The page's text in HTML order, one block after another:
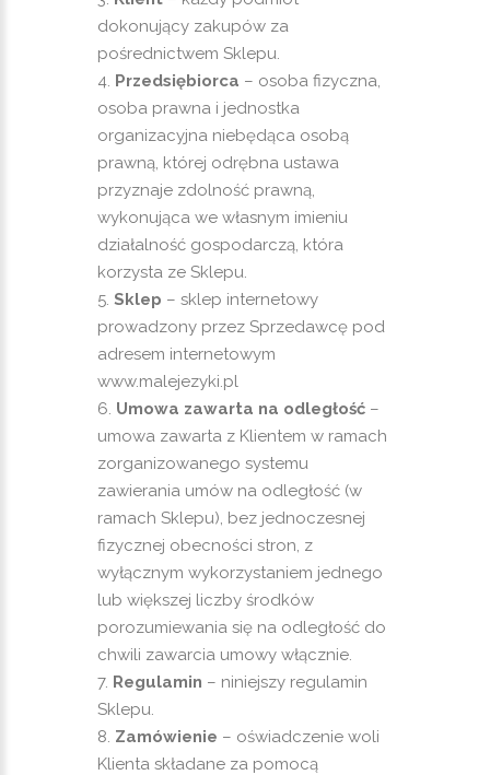
dokonujący zakupów za
pośrednictwem Sklepu.
Przedsiębiorca – osoba fizyczna,
osoba prawna i jednostka
organizacyjna niebędąca osobą
prawną, której odrębna ustawa
przyznaje zdolność prawną,
wykonująca we własnym imieniu
działalność gospodarczą, która
korzysta ze Sklepu.
Sklep – sklep internetowy
prowadzony przez Sprzedawcę pod
adresem internetowym
www.malejezyki.pl
Umowa zawarta na odległość –
umowa zawarta z Klientem w ramach
zorganizowanego systemu
zawierania umów na odległość (w
ramach Sklepu), bez jednoczesnej
fizycznej obecności stron, z
wyłącznym wykorzystaniem jednego
lub większej liczby środków
porozumiewania się na odległość do
chwili zawarcia umowy włącznie.
Regulamin – niniejszy regulamin
Sklepu.
Zamówienie – oświadczenie woli
Klienta składane za pomocą